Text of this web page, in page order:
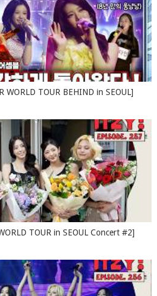
WORLD TOUR BEHIND in SEOUL]
TOUR in SEOUL Concert #2]